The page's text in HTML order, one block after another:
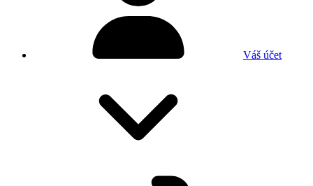
Váš účet